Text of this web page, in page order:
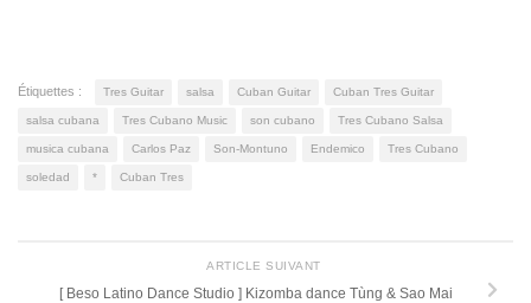
Étiquettes : Tres Guitar salsa Cuban Guitar Cuban Tres Guitar
salsa cubana Tres Cubano Music son cubano Tres Cubano Salsa
musica cubana Carlos Paz Son-Montuno Endemico Tres Cubano
soledad * Cuban Tres
ARTICLE SUIVANT
[ Beso Latino Dance Studio ] Kizomba dance Tùng & Sao Mai